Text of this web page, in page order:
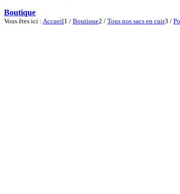
Boutique
Vous êtes ici : Accueil1 / Boutique2 / Tous nos sacs en cuir3 /